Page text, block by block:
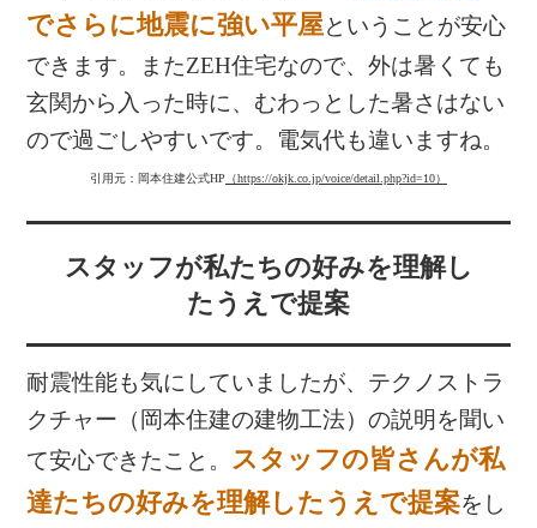
でさらに地震に強い平屋ということが安心
できます。またZEH住宅なので、外は暑くても
玄関から入った時に、むわっとした暑さはない
ので過ごしやすいです。電気代も違いますね。
引用元：岡本住建公式HP （https://okjk.co.jp/voice/detail.php?id=10）
スタッフが私たちの好みを理解し
たうえで提案
耐震性能も気にしていましたが、テクノストラ
クチャー（岡本住建の建物工法）の説明を聞い
て安心できたこと。 スタッフの皆さんが私
達たちの好みを理解したうえで提案をし